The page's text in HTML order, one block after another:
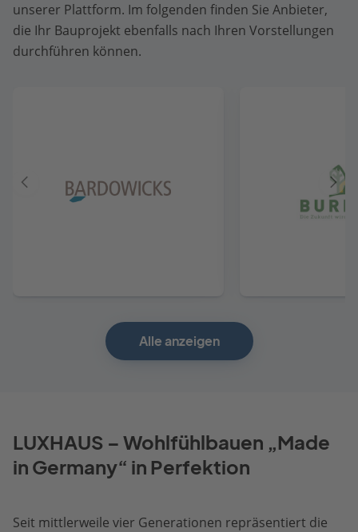
unserer Plattform. Im folgenden finden Sie Anbieter,
die Ihr Bauprojekt ebenfalls nach Ihren Vorstellungen
durchführen können.
Vorheriger
Alle anzeigen
LUXHAUS – Wohlfühlbauen „Made
in Germany“ in Perfektion
Seit mittlerweile vier Generationen repräsentiert die